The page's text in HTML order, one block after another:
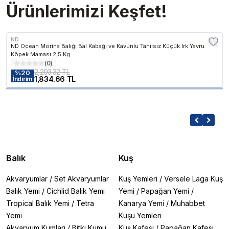
Ürünlerimizi Keşfet!
ND
ND Ocean Morina Balığı Bal Kabağı ve Kavunlu Tahılsız Küçük Irk Yavru
Köpek Maması 2,5 Kg
(0)
%20
İndirim
2,293.32 TL
1,834.66 TL
Balık
Akvaryumlar / Set Akvaryumlar
Balık Yemi / Cichlid Balık Yemi
Tropical Balık Yemi / Tetra
Yemi
Kuş
Kuş Yemleri / Versele Laga Kuş
Yemi / Papağan Yemi /
Kanarya Yemi / Muhabbet
Kuşu Yemleri